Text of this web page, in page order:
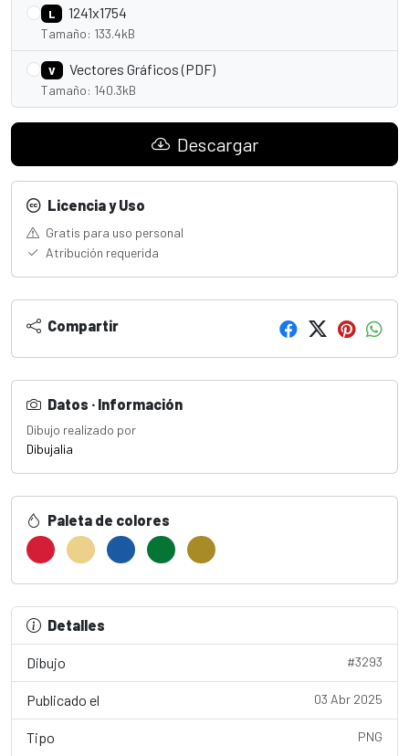
L 1241x1754
Tamaño: 133.4kB
V Vectores Gráficos (PDF)
Tamaño: 140.3kB
Descargar
Licencia y Uso
Gratis para uso personal
Atribución requerida
Compartir
Datos · Información
Dibujo realizado por
Dibujalia
Paleta de colores
Detalles
Dibujo #3293
Publicado el 03 Abr 2025
Tipo PNG